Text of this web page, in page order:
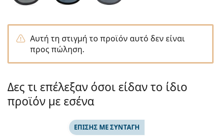
Persol
Prada
Όλες οι μάρκες
Αυτή τη στιγμή το προϊόν αυτό δεν είναι
προς πώληση.
Δες τι επέλεξαν όσοι είδαν το ίδιο
προϊόν με εσένα
ΕΠΊΣΗΣ ΜΕ ΣΥΝΤΑΓΉ